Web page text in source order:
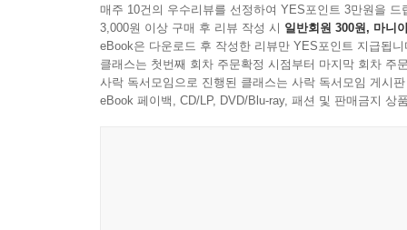
매주 10건의 우수리뷰를 선정하여 YES포인트 3만원을 드
3,000원 이상 구매 후 리뷰 작성 시 일반회원 300원, 마니
eBook은 다운로드 후 작성한 리뷰만 YES포인트 지급됩니
클래스는 첫번째 회차 주문확정 시점부터 마지막 회차 주
사락 독서모임으로 진행된 클래스는 사락 독서모임 게시
eBook 페이백, CD/LP, DVD/Blu-ray, 패션 및 판매금지 상